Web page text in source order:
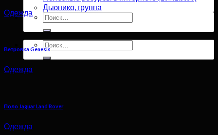
Дьюнико, группа
Искать:
Искать:
Одежда
Ветровка Genesis
Одежда
Поло Jaguar Land Rover
Одежда